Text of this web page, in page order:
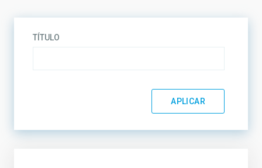
navegación
TÍTULO